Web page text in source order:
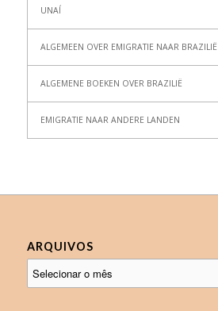
UNAÍ
ALGEMEEN OVER EMIGRATIE NAAR BRAZILIË
ALGEMENE BOEKEN OVER BRAZILIË
EMIGRATIE NAAR ANDERE LANDEN
ARQUIVOS